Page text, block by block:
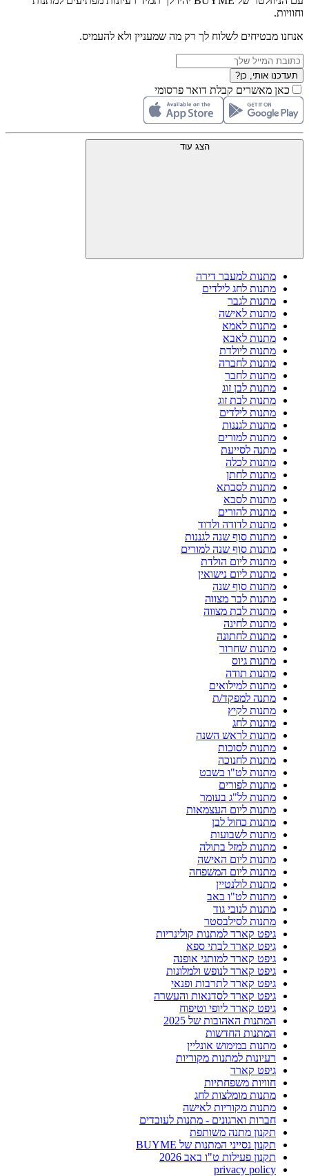
וחוויות.
אנחנו מבטיחים לשלוח לך רק מה שמעניין ולא להעמיס.
תעדכנו אותי, כן?
כאן מאשרים קבלת דואר פרסומי
הצג עוד
מתנות למעבר דירה
מתנות לחג לילדים
מתנות לגבר
מתנות לאישה
מתנות לאמא
מתנות לאבא
מתנות ליולדת
מתנות לחברה
מתנות לחבר
מתנות לבן זוג
מתנות לבת זוג
מתנות לילדים
מתנות לגננות
מתנות למורים
מתנה לסייעת
מתנות לכלה
מתנות לחתן
מתנות לסבתא
מתנות לסבא
מתנות להורים
מתנות לדודה ולדוד
מתנות סוף שנה לגננות
מתנות סוף שנה למורים
מתנות ליום הולדת
מתנות ליום נישואין
מתנות סוף שנה
מתנות לבר מצווה
מתנות לבת מצווה
מתנות לחינה
מתנות לחתונה
מתנות שחרור
מתנות גיוס
מתנות תודה
מתנות למילואים
מתנה למפקד/ת
מתנות לקיץ
מתנות לחג
מתנות לראש השנה
מתנות לסוכות
מתנות לחנוכה
מתנות לט"ו בשבט
מתנות לפורים
מתנות לל"ג בעומר
מתנות ליום העצמאות
מתנות כחול לבן
מתנות לשבועות
מתנות למזל בתולה
מתנות ליום האישה
מתנות ליום המשפחה
מתנות לולנטיין
מתנות לט"ו באב
מתנות לנובי גוד
מתנות לסילבסטר
גיפט קארד למתנות קולינריות
גיפט קארד לבתי ספא
גיפט קארד למותגי אופנה
גיפט קארד לנופש ולמלונות
גיפט קארד לתרבות ופנאי
גיפט קארד לסדנאות והעשרה
גיפט קארד ליופי וטיפוח
המתנות האהובות של 2025
המתנות החדשות
מתנות במימוש אונליין
רעיונות למתנות מקוריות
גיפט קארד
חוויות משפחתיות
מתנות מומלצות לחג
מתנות מקוריות לאישה
חברות וארגונים - מתנות לעובדים
תקנון מתנה משותפת
תקנון נסייני המתנות של BUYME
תקנון פעילות ט"ו באב 2026
privacy policy